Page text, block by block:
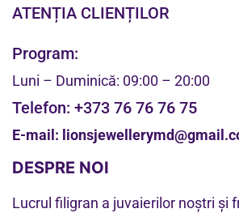
ATENȚIA CLIENȚILOR
Program:
Luni – Duminică: 09:00 – 20:00
Telefon: +373 76 76 76 75
E-mail:
DESPRE NOI
Lucrul filigran a juvaierilor noștri și